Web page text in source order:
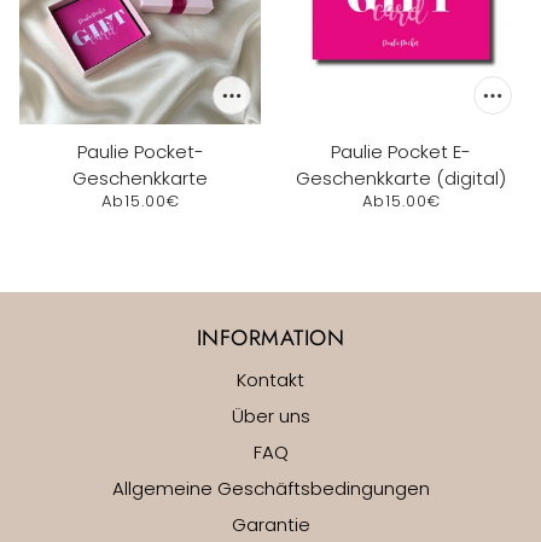
Paulie Pocket-
Geschenkkarte
Ab15.00€
Paulie Pocket E-
Geschenkkarte (digital)
Ab15.00€
INFORMATION
Kontakt
Über uns
FAQ
Allgemeine Geschäftsbedingungen
Garantie